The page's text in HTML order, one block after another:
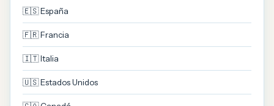
🇪🇸 España
🇫🇷 Francia
🇮🇹 Italia
🇺🇸 Estados Unidos